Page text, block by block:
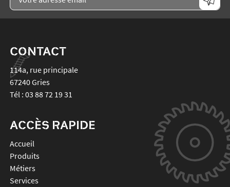
CONTACT
114a, rue principale
67240Gries
Tél : 03 88 72 19 31
ACCÈS RAPIDE
Accueil
Produits
Métiers
Services